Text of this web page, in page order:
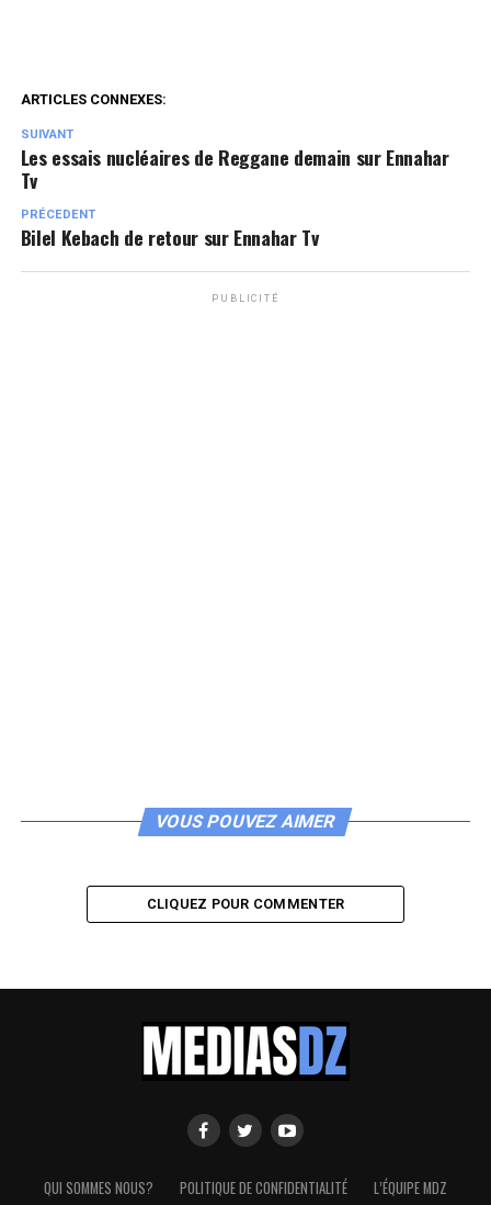
ARTICLES CONNEXES:
SUIVANT
Les essais nucléaires de Reggane demain sur Ennahar
Tv
PRÉCEDENT
Bilel Kebach de retour sur Ennahar Tv
PUBLICITÉ
VOUS POUVEZ AIMER
CLIQUEZ POUR COMMENTER
QUI SOMMES NOUS? POLITIQUE DE CONFIDENTIALITÉ L’ÉQUIPE MDZ